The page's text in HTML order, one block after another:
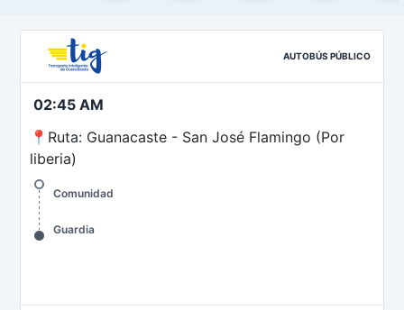
AUTOBÚS PÚBLICO
02:45 AM
📍Ruta: Guanacaste - San José Flamingo (Por
liberia)
Comunidad
Guardia